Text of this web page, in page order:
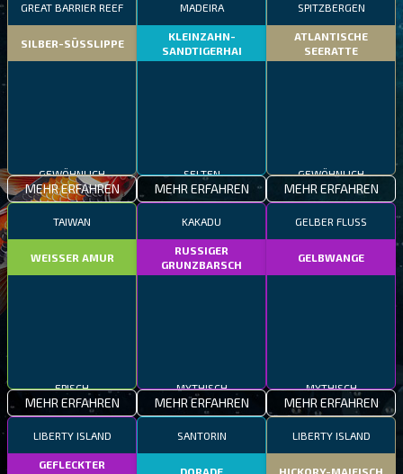
GREAT BARRIER REEF
SILBER-SÜSSLIPPE
MEHR ERFAHREN
MADEIRA
KLEINZAHN-
SANDTIGERHAI
MEHR ERFAHREN
SPITZBERGEN
ATLANTISCHE
SEERATTE
MEHR ERFAHREN
TAIWAN
WEISSER AMUR
MEHR ERFAHREN
KAKADU
RUSSIGER
GRUNZBARSCH
MEHR ERFAHREN
GELBER FLUSS
GELBWANGE
MEHR ERFAHREN
LIBERTY ISLAND
GEFLECKTER
SANTORIN
DORADE
LIBERTY ISLAND
HICKORY-MAIFISCH